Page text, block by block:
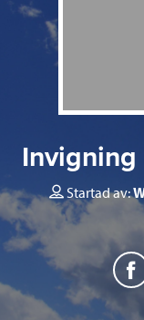
Invigning
Startad av: